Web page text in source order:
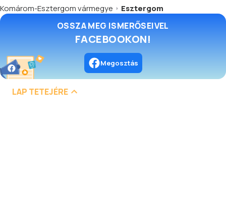
Komárom-Esztergom vármegye
Esztergom
OSSZA MEG ISMERŐSEIVEL
FACEBOOKON!
Megosztás
LAP TETEJÉRE